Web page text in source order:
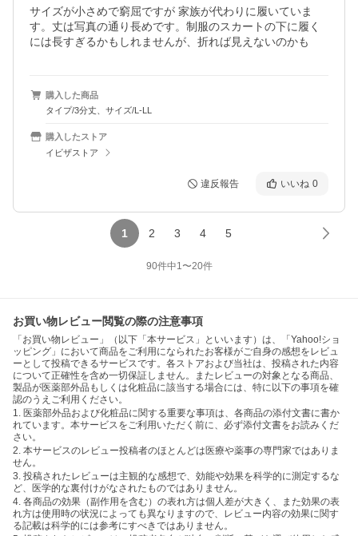
サイズが小さめで窮屈ですが 家族が代わりに履いていま
す。丈は写真の通り長めです。制服のスカートの下に履く
には長すぎるかもしれませんが、折れば見えないのかも
購入した商品
タイプ/3分丈、サイズ/L-LL
購入したストア
イビザストア
違反報告 いいね 0
1 2 3 4 5
90件中1〜20件
お買い物レビュー閲覧の際の注意事項
「お買い物レビュー」（以下「本サービス」といいます）は、「Yahoo!ショ
ッピング」において商品をご利用になられたお客様がご自身の感想をレビュ
ーとして投稿できるサービスです。各ストアおよび当社は、投稿された内容
について正確性を含め一切保証しません。またレビューの対象となる商品、
製品が医薬部外品もしくは化粧品に該当する場合には、特に以下の事項を確
認のうえご利用ください。
1. 医薬部外品および化粧品に関する重要な事項は、各商品の添付文書に書か
れています。本サービスをご利用いただく前に、必ず添付文書をお読みくだ
さい。
2. 本サービスのレビュー投稿者のほとんどは医療や薬事の専門家ではありま
せん。
3. 投稿されたレビューは主観的な感想で、効能や効果を科学的に測定するな
ど、医学的な裏付けがなされたものではありません。
4. 各商品の効果（副作用を含む）の表れ方は個人差が大きく、また効果の表
れ方は使用時の状況によっても異なりますので、レビュー内容の効果に関す
る記載は科学的には参考にすべきではありません。